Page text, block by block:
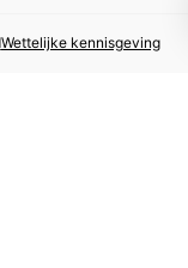
Wettelijke kennisgeving